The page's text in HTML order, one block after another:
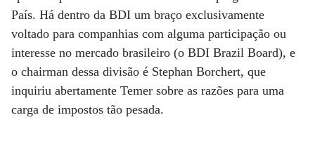
País. Há dentro da BDI um braço exclusivamente
voltado para companhias com alguma participação ou
interesse no mercado brasileiro (o BDI Brazil Board), e
o chairman dessa divisão é Stephan Borchert, que
inquiriu abertamente Temer sobre as razões para uma
carga de impostos tão pesada.